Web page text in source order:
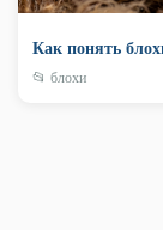
Как понять
📂 блохи